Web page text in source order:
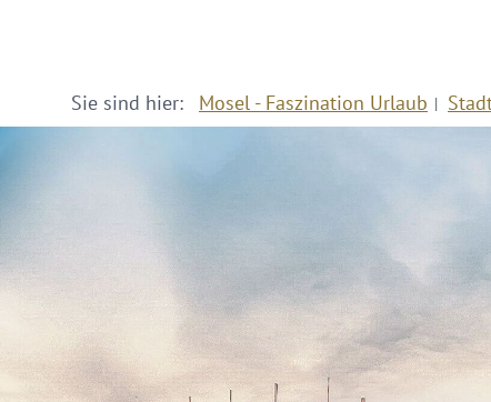
Sie sind hier: Mosel - Faszination Urlaub